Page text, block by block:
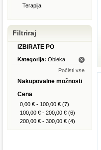
Terapija
Filtriraj
IZBIRATE PO
Kategorija: Obleka
Počisti vse
Nakupovalne možnosti
Cena
0,00 € - 100,00 € (7)
100,00 € - 200,00 € (6)
200,00 € - 300,00 € (4)